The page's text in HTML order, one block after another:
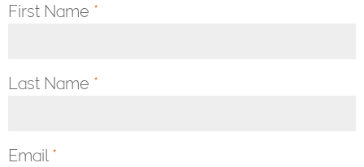
First Name *
Last Name *
Email *